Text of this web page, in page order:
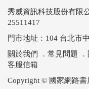
秀威資訊科技股份有限
25511417
門市地址：104 台北市
關於我們
． 常見問題 ．
客服信箱
Copyright © 國家網路書